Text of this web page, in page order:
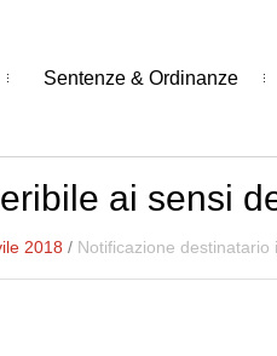
Sentenze & Ordinanze
ai sensi
2018 / Notificazione destinatario